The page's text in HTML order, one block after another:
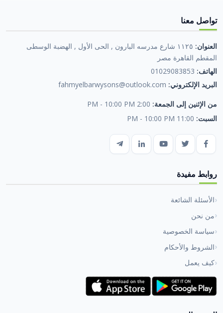
تواصل معنا
العنوان:
١١٢٥ شارع مدرسه البارون , الحى الأول , الهضبة الوسطى
المقطم القاهرة مصر
الهاتف: 01029083853
البريد الإلكتروني: fahmyelbarwysons@outlook.com
من الإثنين إلى الجمعة: 2:00 PM - 10:00 PM
السبت: 11:00 PM - 10:00 PM
روابط مفيدة
الأسئلة الشائعة
من نحن
سياسة الخصوصية
الشروط والأحكام
كيف يعمل